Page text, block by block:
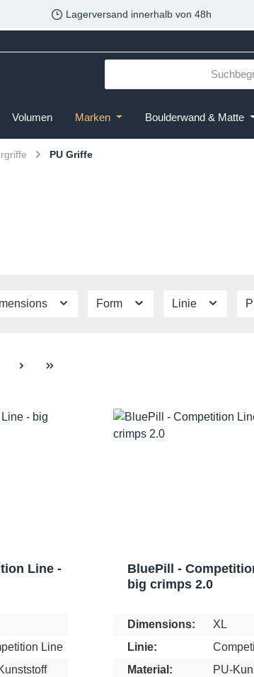
Lagerversand innerhalb von 48h
Volumen Marken Boulderwand & Matte
PU Griffe
Form Linie
Line -
Line
BluePill -
big crimps 2.0
Dimensions:
XL
Linie:
Material:
PU-